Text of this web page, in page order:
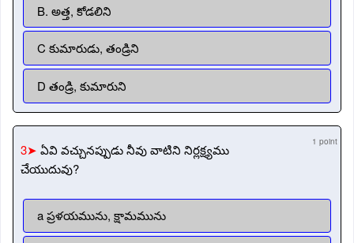
B. అత్త, కోడలిని
C కుమారుడు, తండ్రిని
D తండ్రి, కుమారుని
3➤ ఏవి వచ్చునప్పుడు నీవు వాటిని నిర్లక్ష్యము
చేయుదువు?
1 point
a ప్రళయమును, క్షామమును